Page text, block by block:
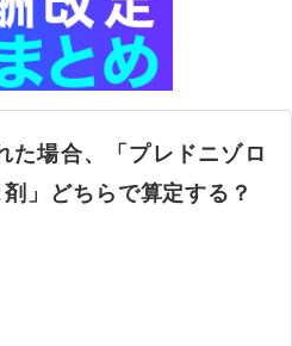
た場合、「プレドニゾロ
」どちらで算定する？